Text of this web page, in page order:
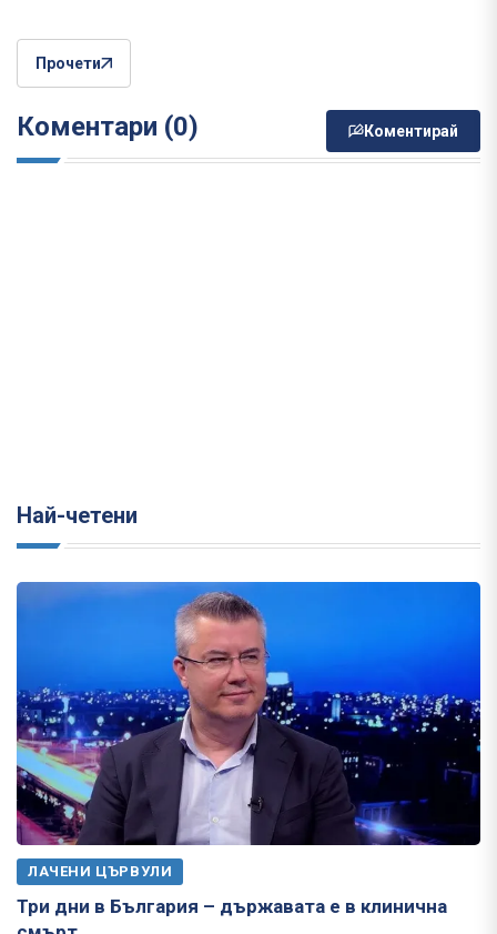
Прочети
Коментари (0) Коментирай
Най-четени
ЛАЧЕНИ ЦЪРВУЛИ
Три дни в България – държавата е в клинична